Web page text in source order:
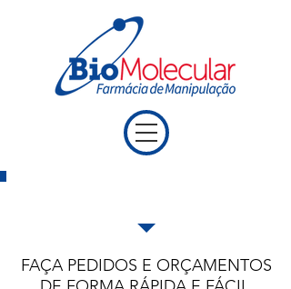
FAÇA PEDIDOS E ORÇAMENTOS